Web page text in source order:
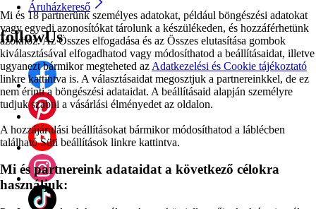
Mi és 18 partnerünk személyes adatokat, például böngészési adatokat
vagy egyedi azonosítókat tárolunk a készülékeden, és hozzáférhetünk
azokhoz. Az Összes elfogadása és az Összes elutasítása gombok
kiválasztásával elfogadhatod vagy módosíthatod a beállításaidat, illetve
ugyanezt bármikor megteheted az Adatkezelési és Cookie tájékoztató
linkre kattintva is. A választásaidat megosztjuk a partnereinkkel, de ez
nem érinti a böngészési adataidat. A beállításaid alapján személyre
tudjuk szabni a vásárlási élményedet az oldalon.
A hozzájárulási beállításokat bármikor módosíthatod a láblécben
található Süti beállítások linkre kattintva.
Mi és partnereink adataidat a következő célokra
használjuk:
Áruházkereső
followUs